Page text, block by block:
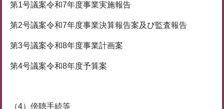
第1号議案令和7年度事業実施報告
第2号議案令和7年度事業決算報告案及び監査報告
第3号議案令和8年度事業計画案
第4号議案令和8年度予算案
（4）傍聴手続等